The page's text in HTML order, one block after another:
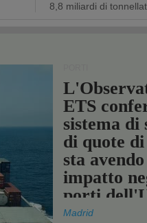
8,8 miliardi di
ETS
sistema di
di quote
sta
impatto
porti
Madrid